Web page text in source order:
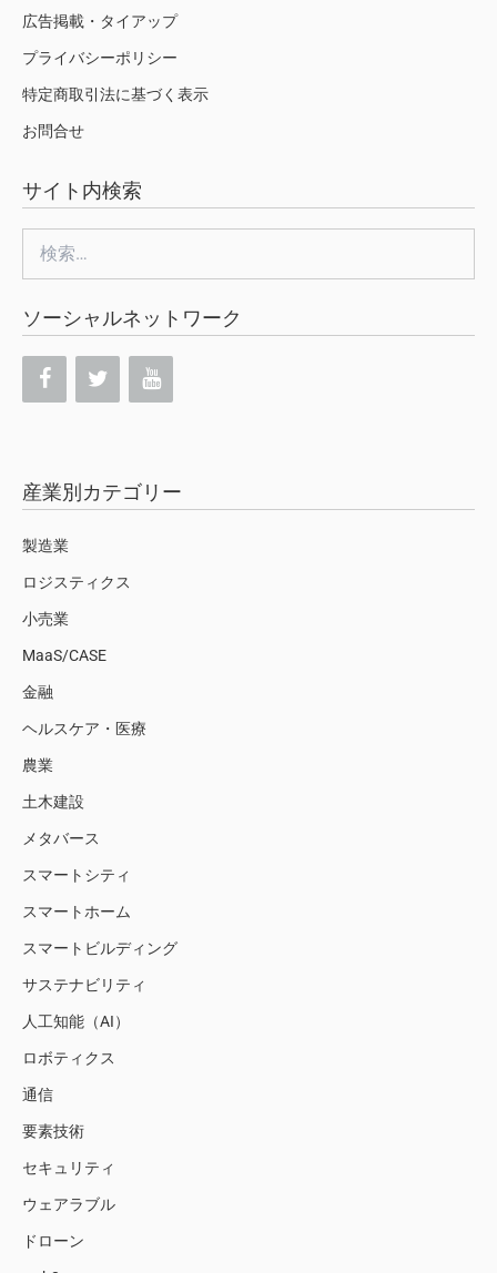
広告掲載・タイアップ
プライバシーポリシー
特定商取引法に基づく表示
お問合せ
サイト内検索
索:
ソーシャルネットワーク
産業別カテゴリー
製造業
ロジスティクス
小売業
MaaS/CASE
金融
ヘルスケア・医療
農業
土木建設
メタバース
スマートシティ
スマートホーム
スマートビルディング
サステナビリティ
人工知能（AI）
ロボティクス
通信
要素技術
セキュリティ
ウェアラブル
ドローン